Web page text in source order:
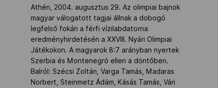
Athén, 2004. augusztus 29. Az olimpiai bajnok
magyar válogatott tagjai állnak a dobogó
legfelső fokán a férfi vízilabdatorna
eredményhirdetésén a XXVIII. Nyári Olimpiai
Játékokon. A magyarok 8:7 arányban nyertek
Szerbia és Montenegró ellen a döntőben.
Balról: Szécsi Zoltán, Varga Tamás, Madaras
Norbert, Steinmetz Ádám, Kásás Tamás, Vári